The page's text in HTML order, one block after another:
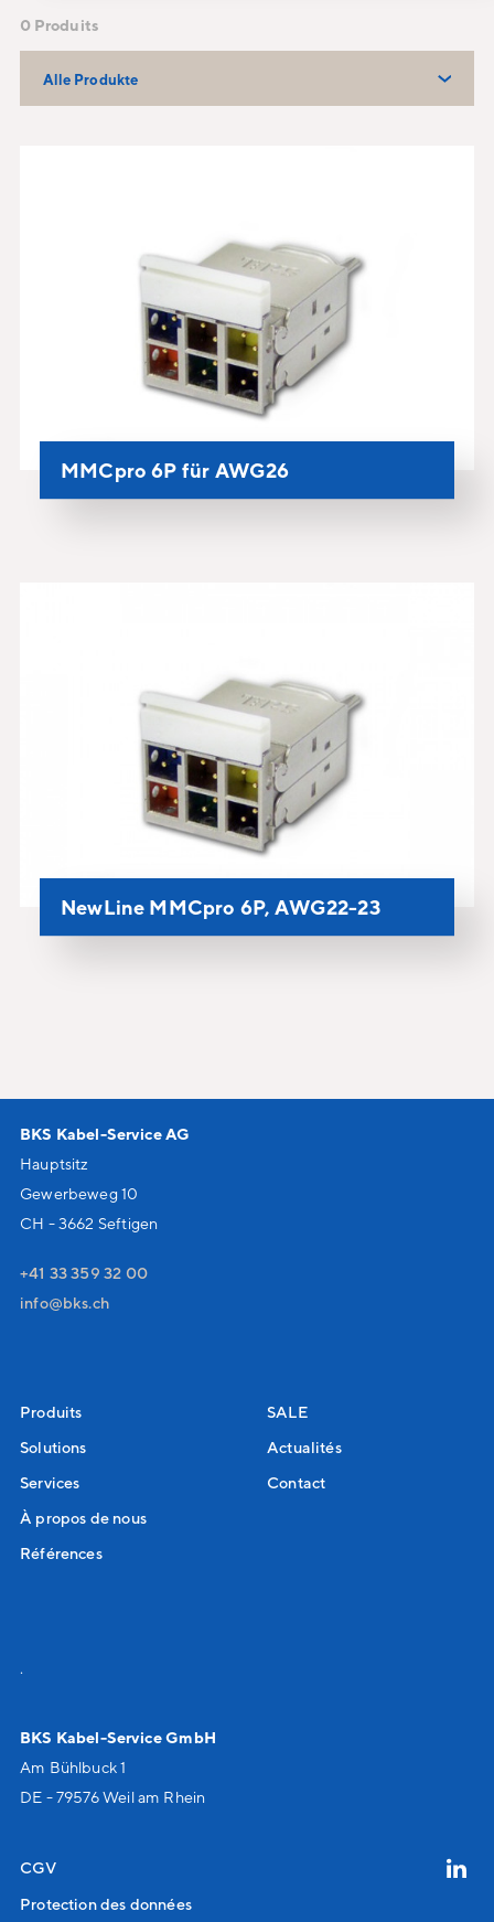
0 Produits
Alle Produkte
MMCpro 6P für AWG26
NewLine MMCpro 6P, AWG22-23
BKS Kabel-Service AG
Hauptsitz
Gewerbeweg 10
CH - 3662 Seftigen
+41 33 359 32 00
nf
bks ch
Produits
Solutions
Services
À propos de nous
Références
SALE
Actualités
Contact
.
BKS Kabel-Service GmbH
Am Bühlbuck 1
DE - 79576 Weil am Rhein
CGV
Protection des données